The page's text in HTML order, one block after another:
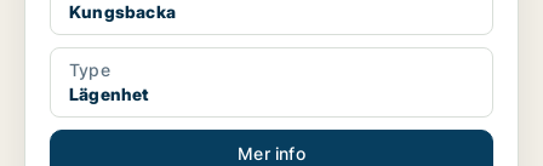
Kungsbacka
Type
Lägenhet
Mer info